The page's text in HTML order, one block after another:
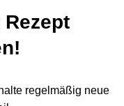
regelmäßig neue